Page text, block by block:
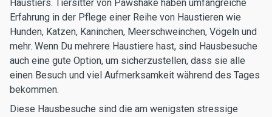
Haustiers. Tiersitter von Pawshake haben umfangreiche
Erfahrung in der Pflege einer Reihe von Haustieren wie
Hunden, Katzen, Kaninchen, Meerschweinchen, Vögeln und
mehr. Wenn Du mehrere Haustiere hast, sind Hausbesuche
auch eine gute Option, um sicherzustellen, dass sie alle
einen Besuch und viel Aufmerksamkeit während des Tages
bekommen.
Diese Hausbesuche sind die am wenigsten stressige